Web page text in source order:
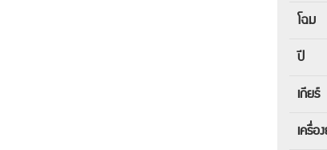
โฉม
ปี
เกียร์
เครื่อ